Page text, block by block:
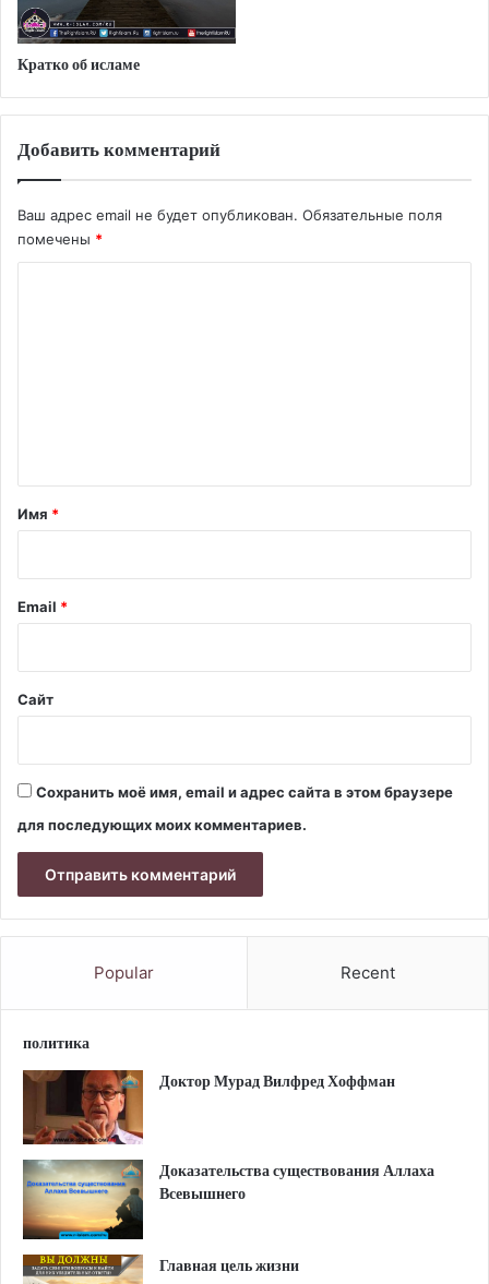
Кратко об исламе
Добавить комментарий
Ваш адрес email не будет опубликован. Обязательные поля
помечены *
а
й
Имя *
Email *
Сайт
Сохранить моё имя, email и адрес сайта в этом браузере
для последующих моих комментариев.
Popular Recent
политика
Доктор Мурад Вилфред Хоффман
Доказательства существования Аллаха
Всевышнего
Главная цель жизни